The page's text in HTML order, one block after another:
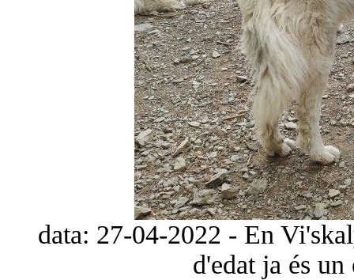
data: 27-04-2022 - En
d'edat ja és un